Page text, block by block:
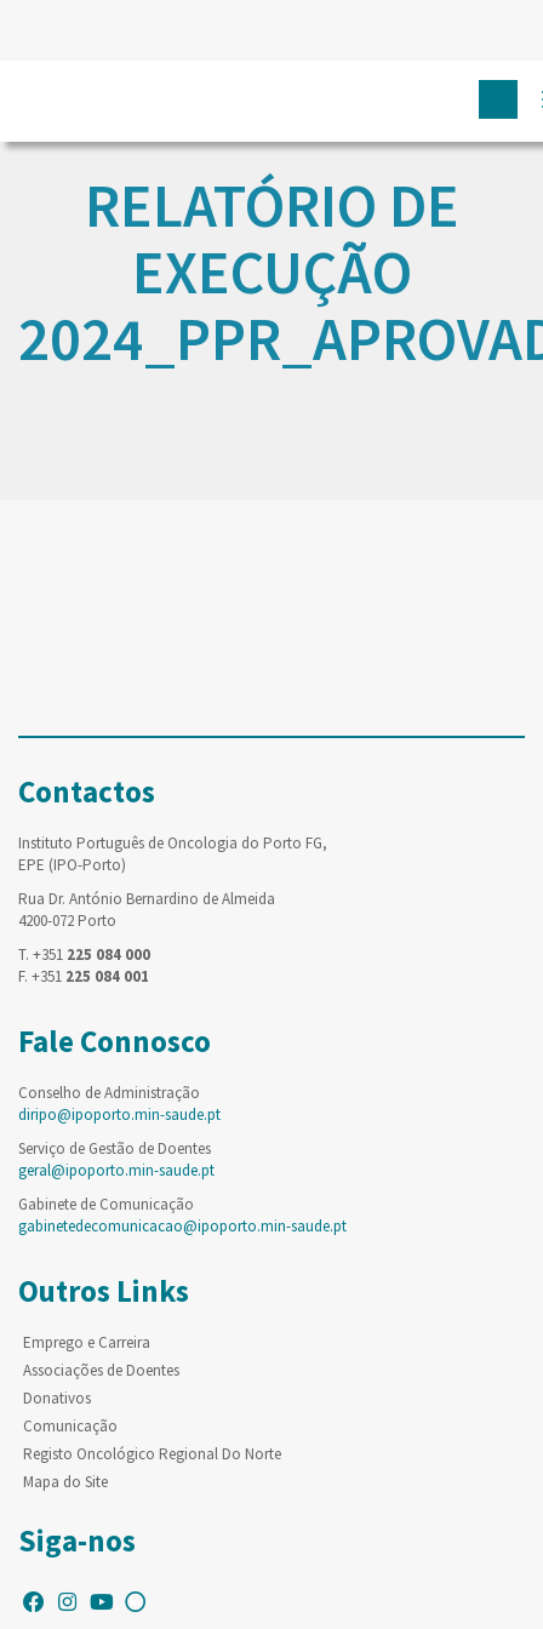
RELATÓRIO DE
EXECUÇÃO
Contactos
Instituto Português de Oncologia do Porto FG,
EPE (IPO-Porto)
Rua Dr. António Bernardino de Almeida
4200-072 Porto
T. +351 225 084 000
F. +351 225 084 001
Fale Connosco
Conselho de Administração
diripo@ipoporto.min-saude.pt
Serviço de Gestão de Doentes
geral@ipoporto.min-saude.pt
Gabinete de Comunicação
gabinetedecomunicacao@ipoporto.min-saude.pt
Outros Links
Emprego e Carreira
Associações de Doentes
Donativos
Comunicação
Registo Oncológico Regional Do Norte
Mapa do Site
Siga-nos